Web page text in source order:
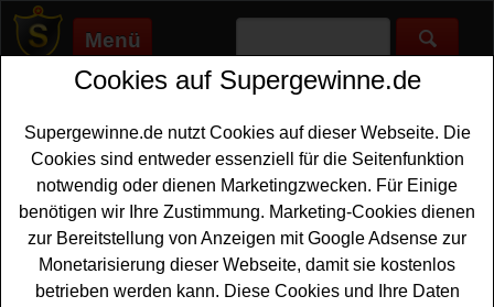
Menü
Supergewinne.de>Gewinnspiele>Freikarten Gewinnspiele
Anzeige:
Anzeige:
Rewe Gewinnspiel - Festival
Tickets gewinnen
Cookies auf Supergewinne.de
Supergewinne.de nutzt Cookies auf dieser Webseite. Die
Cookies sind entweder essenziell für die Seitenfunktion
notwendig oder dienen Marketingzwecken. Für Einige
benötigen wir Ihre Zustimmung. Marketing-Cookies dienen
zur Bereitstellung von Anzeigen mit Google Adsense zur
Monetarisierung dieser Webseite, damit sie kostenlos
betrieben werden kann. Diese Cookies und Ihre Daten